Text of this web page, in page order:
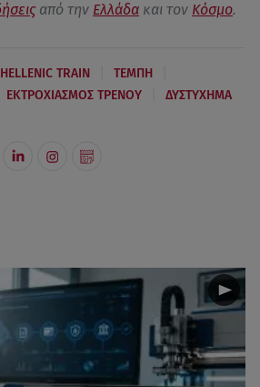
από την Ελλάδα και τον Κόσμο.
HELLENIC TRAIN ΤΕΜΠΗ
ΕΚΤΡΟΧΙΑΣΜΟΣ ΤΡΕΝΟΥ ΔΥΣΤΥΧΗΜΑ